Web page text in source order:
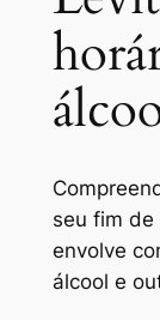
seu fim de
envolve
álcool e